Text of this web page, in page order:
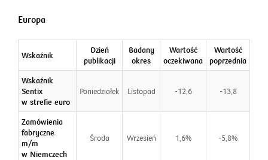
Europa
Wskaźnik
Dzień
publikacji
Badany
okres
Wartość
oczekiwana
Wartość
poprzednia
Wskaźnik
Sentix
w strefie euro
Poniedziałek Listopad -12,6 -13,8
Zamówienia
fabryczne
m/m
w Niemczech
Środa Wrzesień 1,6% -5,8%